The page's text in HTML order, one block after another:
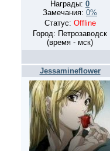
Награды: 0
Замечания: 0%
Статус: Offline
Город: Петрозаводск
(время - мск)
Jessamineflower